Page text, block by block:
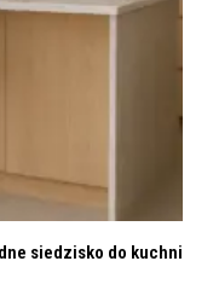
siedzisko do kuchni